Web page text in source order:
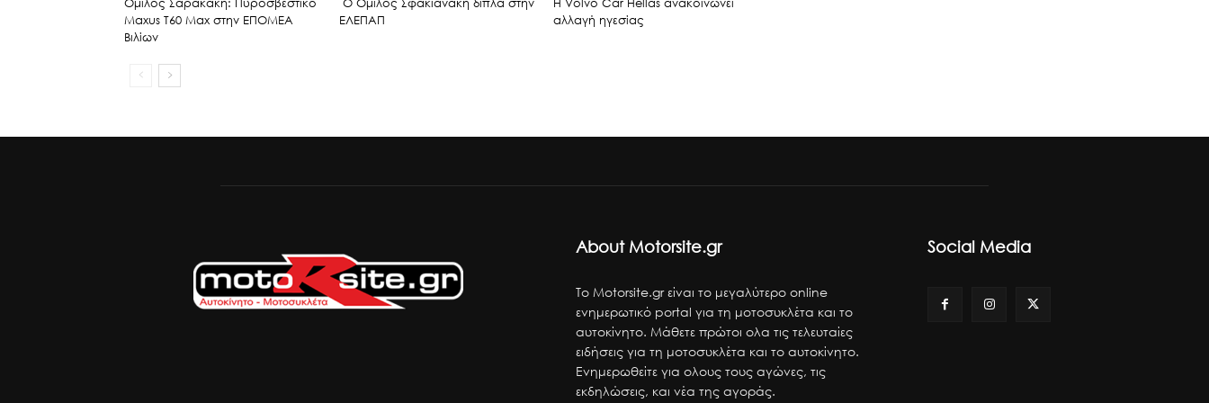
Maxus T60 Max στην ΕΠΟΜΕΑ
Βιλίων
ΕΛΕΠΑΠ
αλλαγή ηγεσίας
About Motorsite.gr
Το Motorsite.gr είναι το μεγαλύτερο online
ενημερωτικό portal για τη μοτοσυκλέτα και το
αυτοκίνητο. Μάθετε πρώτοι ολα τις τελευταίες
ειδήσεις για τη μοτοσυκλέτα και το αυτοκίνητο.
Ενημερωθείτε για ολους τους αγώνες, τις
εκδηλώσεις, και νέα της αγοράς.
Social Media